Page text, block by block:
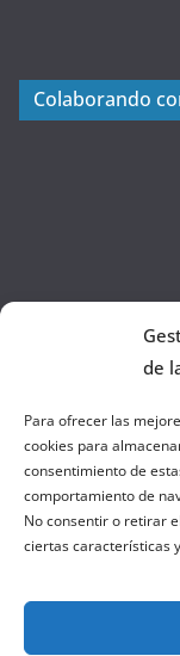
a
Colaborando
Tema:ColorMag
de
Para ofrecer las
cookies para
consentimiento de
comportamiento de
No consentir o retirar
ciertas características